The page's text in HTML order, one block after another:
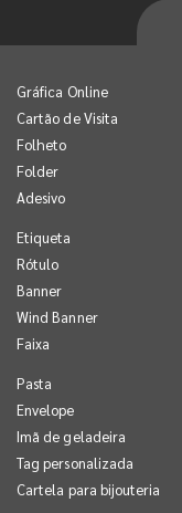
Gráfica Online
Cartão de Visita
Folheto
Folder
Adesivo
Etiqueta
Rótulo
Banner
Wind Banner
Faixa
Pasta
Envelope
Imã de geladeira
Tag personalizada
Cartela para bijouteria